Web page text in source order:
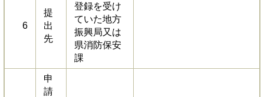
6
提
出
先
登録を受け
ていた地方
振興局又は
県消防保安
課
申
請